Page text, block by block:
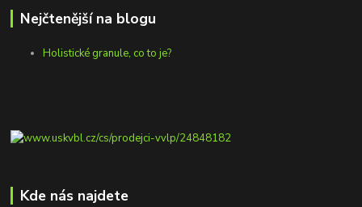
Nejčtenější na blogu
Holistické granule, co to je?
Kde nás najdete